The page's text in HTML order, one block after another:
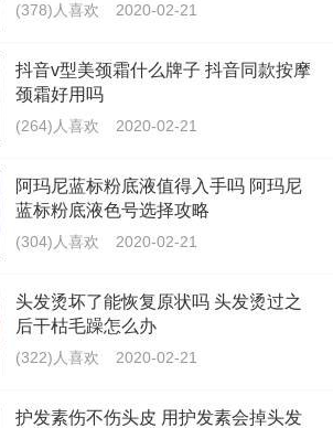
(378)人喜欢 2020-02-21
抖音v型美颈霜什么牌子 抖音同款按摩
颈霜好用吗
(264)人喜欢 2020-02-21
阿玛尼蓝标粉底液值得入手吗 阿玛尼
蓝标粉底液色号选择攻略
(304)人喜欢 2020-02-21
头发烫坏了能恢复原状吗 头发烫过之
后干枯毛躁怎么办
(322)人喜欢 2020-02-21
护发素伤不伤头皮 用护发素会掉头发